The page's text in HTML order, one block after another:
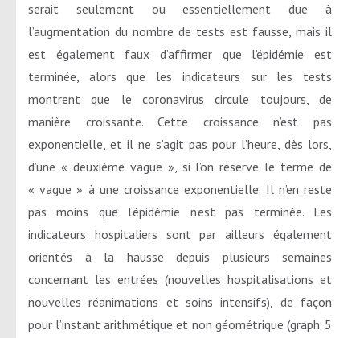
serait seulement ou essentiellement due à
l’augmentation du nombre de tests est fausse, mais il
est également faux d’affirmer que l’épidémie est
terminée, alors que les indicateurs sur les tests
montrent que le coronavirus circule toujours, de
manière croissante. Cette croissance n’est pas
exponentielle, et il ne s’agit pas pour l’heure, dès lors,
d’une « deuxième vague », si l’on réserve le terme de
« vague » à une croissance exponentielle. Il n’en reste
pas moins que l’épidémie n’est pas terminée. Les
indicateurs hospitaliers sont par ailleurs également
orientés à la hausse depuis plusieurs semaines
concernant les entrées (nouvelles hospitalisations et
nouvelles réanimations et soins intensifs), de façon
pour l’instant arithmétique et non géométrique (graph. 5